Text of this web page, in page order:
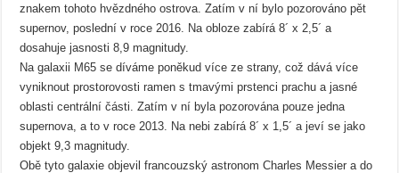
znakem tohoto hvězdného ostrova. Zatím v ní bylo pozorováno pět
supernov, poslední v roce 2016. Na obloze zabírá 8´ x 2,5´ a
dosahuje jasnosti 8,9 magnitudy.
Na galaxii M65 se díváme poněkud více ze strany, což dává více
vyniknout prostorovosti ramen s tmavými prstenci prachu a jasné
oblasti centrální části. Zatím v ní byla pozorována pouze jedna
supernova, a to v roce 2013. Na nebi zabírá 8´ x 1,5´ a jeví se jako
objekt 9,3 magnitudy.
Obě tyto galaxie objevil francouzský astronom Charles Messier a do